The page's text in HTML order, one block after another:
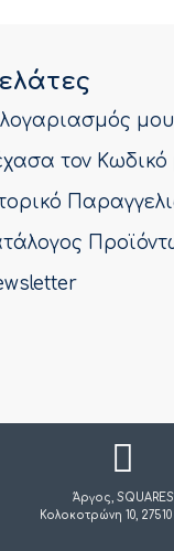
μου
τον Κωδικό
Άργος, SQUARES
Κολοκοτρώνη 10, 27510